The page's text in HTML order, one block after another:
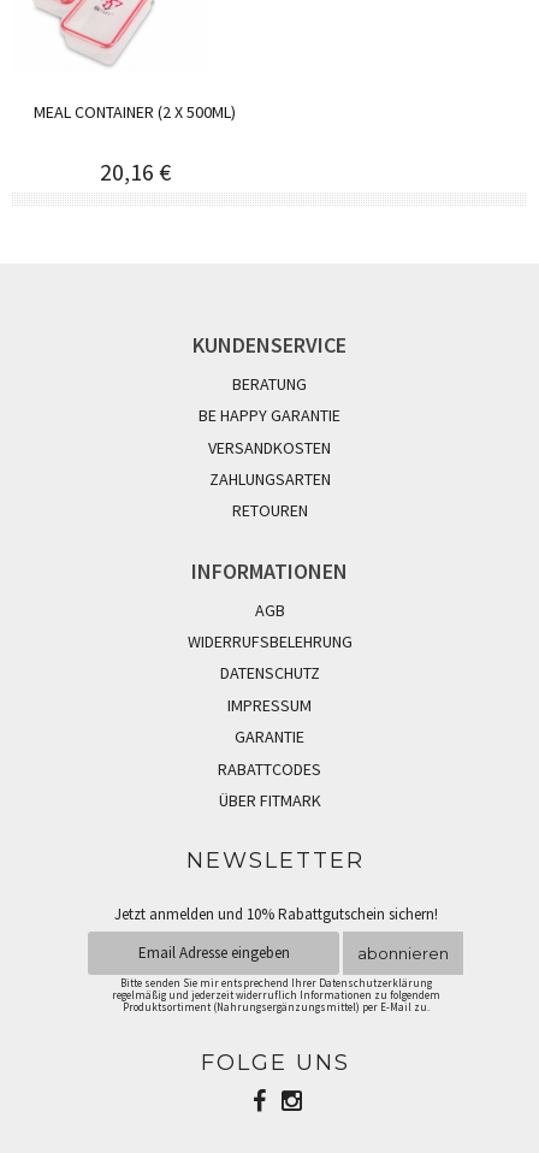
MEAL CONTAINER (2 X 500ML)
20,16 €
KUNDENSERVICE
BERATUNG
BE HAPPY GARANTIE
VERSANDKOSTEN
ZAHLUNGSARTEN
RETOUREN
INFORMATIONEN
AGB
WIDERRUFSBELEHRUNG
DATENSCHUTZ
IMPRESSUM
GARANTIE
RABATTCODES
ÜBER FITMARK
NEWSLETTER
Jetzt anmelden und 10% Rabattgutschein sichern!
abonnieren
Bitte senden Sie mir entsprechend Ihrer Datenschutzerklärung
regelmäßig und jederzeit widerruflich Informationen zu folgendem
Produktsortiment (Nahrungsergänzungsmittel) per E-Mail zu.
FOLGE UNS